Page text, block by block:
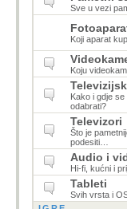
Sve u vezi
Koji aparat
Koju
Kako i gdje
odabrati?
Televizori
Što je
podesiti…
Audio i
Hi-fi, kućni i
Tableti
Svih vrsta i